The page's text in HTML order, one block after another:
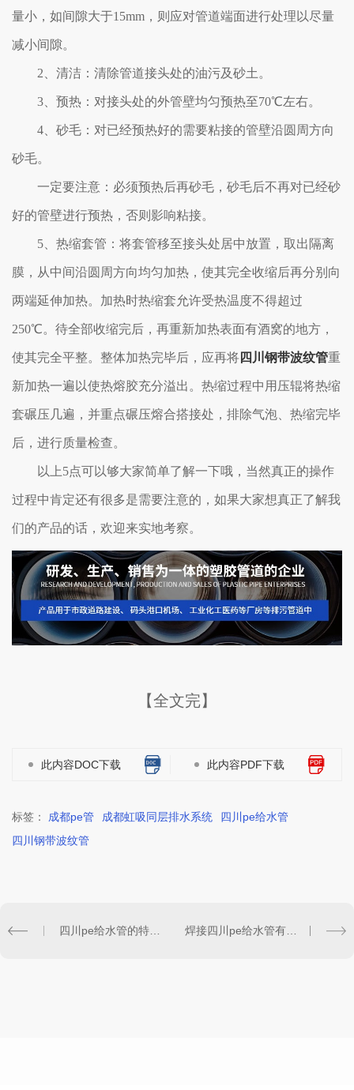
量小，如间隙大于15mm，则应对管道端面进行处理以尽量
减小间隙。
2、清洁：清除管道接头处的油污及砂土。
3、预热：对接头处的外管壁均匀预热至70℃左右。
4、砂毛：对已经预热好的需要粘接的管壁沿圆周方向
砂毛。
一定要注意：必须预热后再砂毛，砂毛后不再对已经砂
好的管壁进行预热，否则影响粘接。
5、热缩套管：将套管移至接头处居中放置，取出隔离
膜，从中间沿圆周方向均匀加热，使其完全收缩后再分别向
两端延伸加热。加热时热缩套允许受热温度不得超过
250℃。待全部收缩完后，再重新加热表面有酒窝的地方，
使其完全平整。整体加热完毕后，应再将四川钢带波纹管重
新加热一遍以使热熔胶充分溢出。热缩过程中用压辊将热缩
套碾压几遍，并重点碾压熔合搭接处，排除气泡、热缩完毕
后，进行质量检查。
以上5点可以够大家简单了解一下哦，当然真正的操作
过程中肯定还有很多是需要注意的，如果大家想真正了解我
们的产品的话，欢迎来实地考察。
【全文完】
此内容DOC下载 此内容PDF下载
标签： 成都pe管 成都虹吸同层排水系统
四川pe给水管
四川钢带波纹管